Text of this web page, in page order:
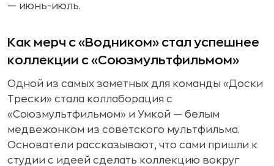
— июнь-июль.
Как мерч с «Водником» стал успешнее
коллекции с «Союзмультфильмом»
Одной из самых заметных для команды «Доски
Трески» стала коллаборация с
«Союзмультфильмом» и Умкой — белым
медвежонком из советского мультфильма.
Основатели рассказывают, что сами пришли к
студии с идеей сделать коллекцию вокруг